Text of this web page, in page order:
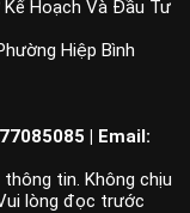
Kế Hoạch Và Đầu Tư
Hiệp Bình
| Email:
tin. Không chịu
lòng đọc trước